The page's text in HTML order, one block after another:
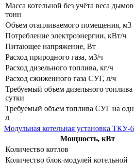
Масса котельной без учёта веса
тонн
Объем отапливаемого помещения, м3
Потребление электроэнергии, кВт/ч
Питающее напряжение, Вт
Расход природного газа, м3/ч
Расход дизельного топлива, кг/ч
Расход сжиженного газа СУГ, л/ч
Требуемый объем дизельного
сутки
Требуемый объем топлива СУГ на
л
Модульная котельная установка
Мощность, кВт
Количество котлов
Количество блок-модулей котельной